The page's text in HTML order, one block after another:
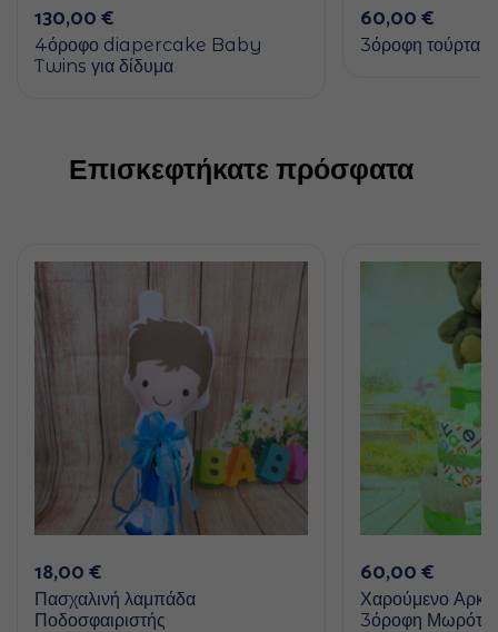
130,00€
4όροφο diapercake Baby
Twins για δίδυμα
60,00€
3όροφη τούρτα
Επισκεφτήκατε πρόσφατα
18,00€
Πασχαλινή λαμπάδα
Ποδοσφαιριστής
60,00€
Χαρούμενο
3όροφη